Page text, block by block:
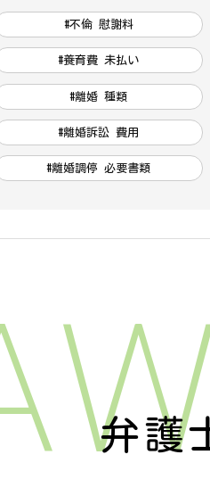
#不倫 慰謝料
#養育費 未払い
#離婚 種類
#離婚訴訟 費用
#離婚調停 必要書類
弁護